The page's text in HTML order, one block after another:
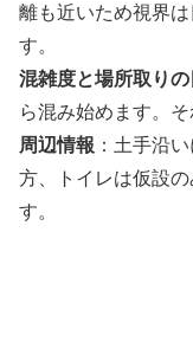
離も近いため視界
す。
混雑度と場所取り
ら混み始めます。
周辺情報 ：土手沿
方、トイレは仮設
す。